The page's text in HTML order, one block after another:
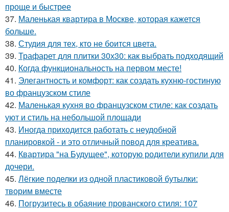
проще и быстрее
37. Маленькая квартира в Москве, которая кажется
больше.
38. Студия для тех, кто не боится цвета.
39. Трафарет для плитки 30х30: как выбрать подходящий
40. Когда функциональность на первом месте!
41. Элегантность и комфорт: как создать кухню-гостиную
во французском стиле
42. Маленькая кухня во французском стиле: как создать
уют и стиль на небольшой площади
43. Иногда приходится работать с неудобной
планировкой - и это отличный повод для креатива.
44. Квартира "на Будущее", которую родители купили для
дочери.
45. Лёгкие поделки из одной пластиковой бутылки:
творим вместе
46. Погрузитесь в обаяние прованского стиля: 107